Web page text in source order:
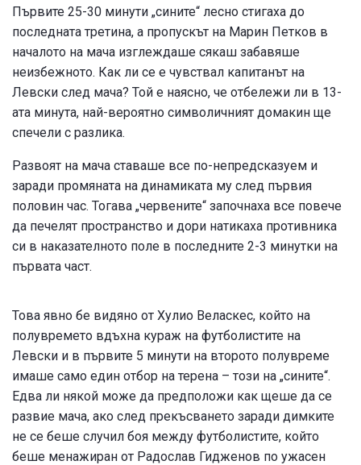
Първите 25-30 минути „сините“ лесно стигаха до
последната третина, а пропускът на Марин Петков в
началото на мача изглеждаше сякаш забавяше
неизбежното. Как ли се е чувствал капитанът на
Левски след мача? Той е наясно, че отбележи ли в 13-
ата минута, най-вероятно символичният домакин ще
спечели с разлика.
Развоят на мача ставаше все по-непредсказуем и
заради промяната на динамиката му след първия
половин час. Тогава „червените“ започнаха все повече
да печелят пространство и дори натикаха противника
си в наказателното поле в последните 2-3 минутки на
първата част.
Това явно бе видяно от Хулио Веласкес, който на
полувремето вдъхна кураж на футболистите на
Левски и в първите 5 минути на второто полувреме
имаше само един отбор на терена – този на „сините“.
Едва ли някой може да предположи как щеше да се
развие мача, ако след прекъсването заради димките
не се беше случил боя между футболистите, който
беше менажиран от Радослав Гидженов по ужасен